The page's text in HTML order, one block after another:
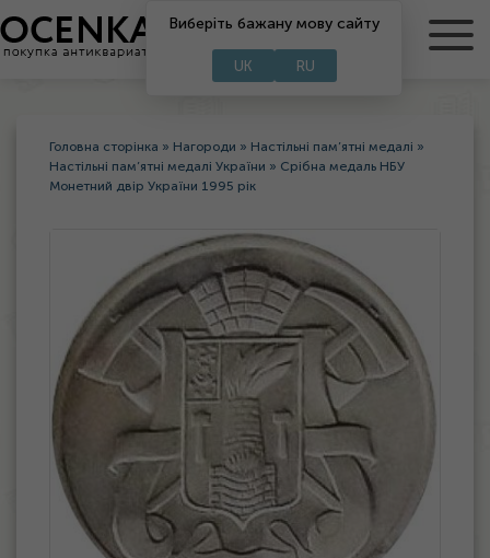
RU
Виберіть бажану мову сайту
UK RU
Головна сторінка » Нагороди » Настільні пам’ятні медалі »
Настільні пам’ятні медалі України » Срібна медаль НБУ
Монетний двір України 1995 рік